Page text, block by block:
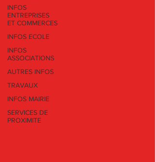
INFOS
ENTREPRISES
ET COMMERCES
INFOS ECOLE
INFOS
ASSOCIATIONS
AUTRES INFOS
TRAVAUX
INFOS MAIRIE
SERVICES DE
PROXIMITE